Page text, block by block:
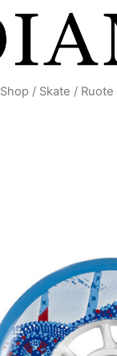
Shop / Skate / Ruote